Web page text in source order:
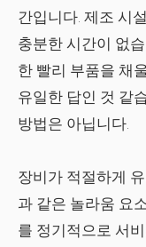
간입니다. 제조 시
충분한 시간이 없
한 빨리 부품을 채
유일한 답인 것 같
방법은 아닙니다.
장비가 적절하게
과 같은 놀라움 요
를 정기적으로 서